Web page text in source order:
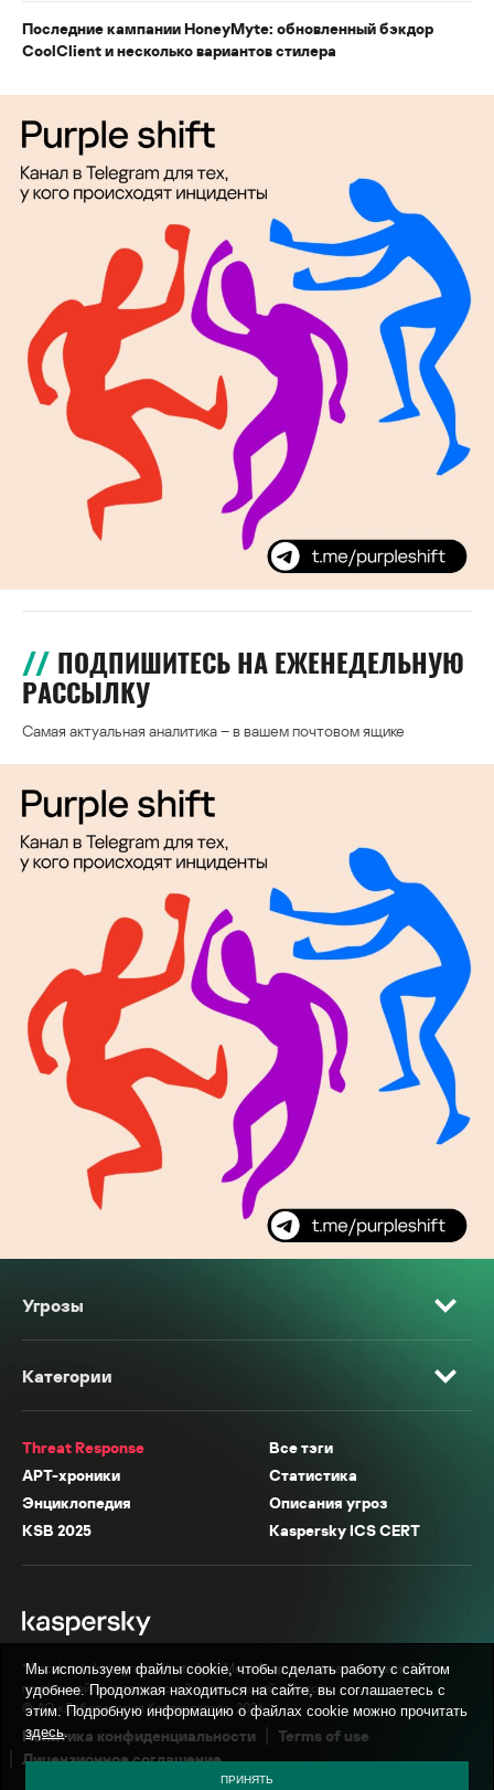
Последние кампании HoneyMyte: обновленный бэкдор
CoolClient и несколько вариантов стилера
ПОДПИШИТЕСЬ НА ЕЖЕНЕДЕЛЬНУЮ
РАССЫЛКУ
Самая актуальная аналитика – в вашем почтовом ящике
Угрозы
Категории
Threat Response
Все тэги
APT-хроники
Статистика
Энциклопедия
Описания угроз
KSB 2025
Kaspersky ICS CERT
* Facebook, Instagram, WhatsApp, Meta AI принадлежат компании Meta,
признанной экстремистской организацией в России.
© АО «Лаборатория Касперского», 2026.
Политика конфиденциальности
Terms of use
Лицензионное соглашение
Мы используем файлы cookie, чтобы сделать работу с сайтом
удобнее. Продолжая находиться на сайте, вы соглашаетесь с
этим. Подробную информацию о файлах cookie можно прочитать
здесь.
ПРИНЯТЬ